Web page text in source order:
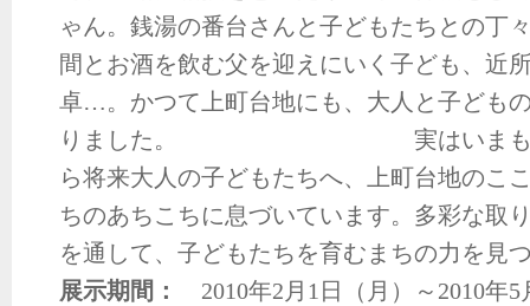
ゃん。銭湯の番台さんと子どもたちとの丁
間とお酒を飲む父を迎えにいく子ども、近
卓…。かつて上町台地にも、大人と子ども
りました。 実はいまも、昔子
ら将来大人の子どもたちへ、上町台地のこ
ちのあちこちに息づいています。多彩な取
を通して、子どもたちを育むまちの力を見
展示期間：
2010年2 月 1 日（月）～ 2010年5